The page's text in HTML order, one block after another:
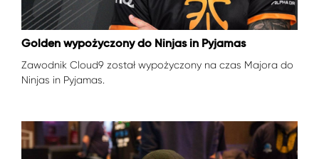
Golden wypożyczony do Ninjas in Pyjamas
Zawodnik Cloud9 został wypożyczony na czas Majora do
Ninjas in Pyjamas.